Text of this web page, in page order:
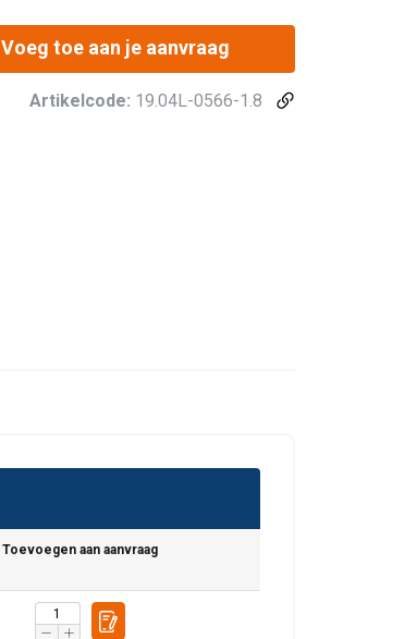
Voeg toe aan je aanvraag
Artikelcode: 19.04L-0566-1.8
Toevoegen aan aanvraag